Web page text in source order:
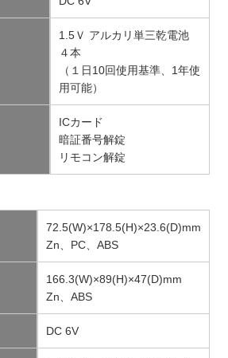
1.5Ｖ アルカリ単三乾電池
４本
（１日10回使用基準、1年使
用可能）
ICカード
暗証番号解錠
リモコン解錠
72.5(W)×178.5(H)×23.6(D)mm
Zn、PC、ABS
166.3(W)×89(H)×47(D)mm
Zn、ABS
DC 6V